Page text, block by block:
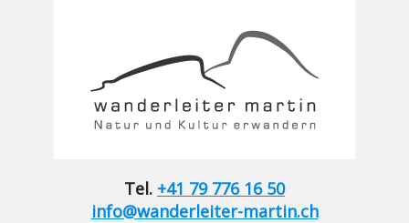
Tel. +41 79 776 16 50
info@wanderleiter-martin.ch